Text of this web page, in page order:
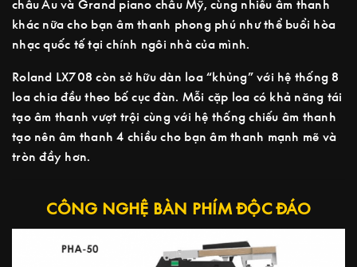
châu Âu và Grand piano châu Mỹ, cùng nhiều âm thanh
khác nữa cho bạn âm thanh phong phú như thể buổi hòa
nhạc quốc tế tại chính ngôi nhà của mình.
Roland LX708 còn sở hữu dàn loa “khủng” với hệ thống 8
loa chia đều theo bố cục đàn. Mỗi cặp loa có khả năng tái
tạo âm thanh vượt trội cùng với hệ thống chiếu âm thanh
tạo nên âm thanh 4 chiều cho bạn âm thanh mạnh mẽ và
tròn đầy hơn.
CÔNG NGHỆ BÀN PHÍM ĐỘC ĐÁO